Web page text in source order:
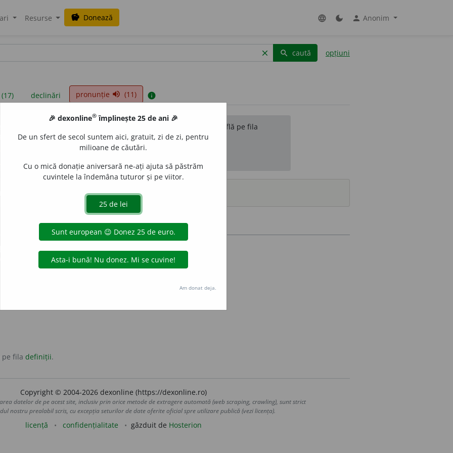
Resurse savings Donează language dark_mode person Anonim
clear search caută opțiuni
declinări pronunție volume_up (11) info
sunt compilate de echipa dexonline. Definițiile originale se află pe fila
reordona filele pe pagina depreferințe.
surse
la sentimente.
pe fila definiții.
Copyright © 2004-2026 dexonline (https://dexonline.ro)
datelor de pe acest site, inclusiv prin orice metode de extragere automată (web scraping, crawling), sunt strict
nostru prealabil scris, cu excepția seturilor de date oferite oficial spre utilizare publică (vezi licența).
licență confidențialitate găzduit de Hosterion
🎉 dexonline® împlinește 25 de ani 🎉
De un sfert de secol suntem aici, gratuit, zi de zi, pentru
milioane de căutări.
Cu o mică donație aniversară ne-ați ajuta să păstrăm
cuvintele la îndemâna tuturor și pe viitor.
Am donat deja.